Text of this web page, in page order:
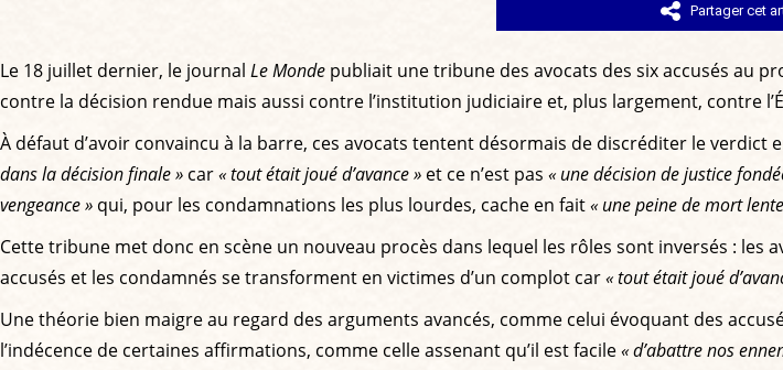
Partager cet
Le 18 juillet dernier, le journal Le Monde publiait une tribune des avocats des six accusés au
contre la décision rendue mais aussi contre l’institution judiciaire et, plus largement, contre
À défaut d’avoir convaincu à la barre, ces avocats tentent désormais de discréditer le
dans la décision finale » car« tout était joué d’avance » et ce n’est pas « une décision de justice
vengeance » qui, pour les condamnations les plus lourdes, cache en fait« une peine de mort
Cette tribune met donc en scène un nouveau procès dans lequel les rôles sont inversés :
accusés et les condamnés se transforment en victimes d’un complot car« tout était joué
Une théorie bien maigre au regard des arguments avancés, comme celui évoquant des
l’indécence de certaines affirmations, comme celle assenant qu’il est facile« d’abattre nos